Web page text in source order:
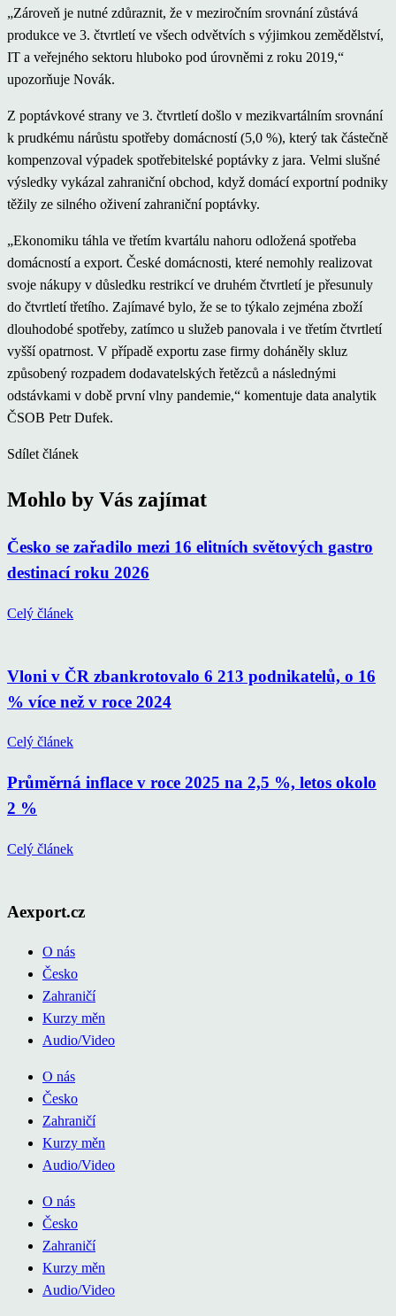
„Zároveň je nutné zdůraznit, že v meziročním srovnání zůstává
produkce ve 3. čtvrtletí ve všech odvětvích s výjimkou zemědělství,
IT a veřejného sektoru hluboko pod úrovněmi z roku 2019,“
upozorňuje Novák.
Z poptávkové strany ve 3. čtvrtletí došlo v mezikvartálním srovnání
k prudkému nárůstu spotřeby domácností (5,0 %), který tak částečně
kompenzoval výpadek spotřebitelské poptávky z jara. Velmi slušné
výsledky vykázal zahraniční obchod, když domácí exportní podniky
těžily ze silného oživení zahraniční poptávky.
„Ekonomiku táhla ve třetím kvartálu nahoru odložená spotřeba
domácností a export. České domácnosti, které nemohly realizovat
svoje nákupy v důsledku restrikcí ve druhém čtvrtletí je přesunuly
do čtvrtletí třetího. Zajímavé bylo, že se to týkalo zejména zboží
dlouhodobé spotřeby, zatímco u služeb panovala i ve třetím čtvrtletí
vyšší opatrnost. V případě exportu zase firmy doháněly skluz
způsobený rozpadem dodavatelských řetězců a následnými
odstávkami v době první vlny pandemie,“ komentuje data analytik
ČSOB Petr Dufek.
Sdílet článek
Mohlo by Vás zajímat
Česko se zařadilo mezi 16 elitních světových gastro
destinací roku 2026
Celý článek
Vloni v ČR zbankrotovalo 6 213 podnikatelů, o 16
% více než v roce 2024
Celý článek
Průměrná inflace v roce 2025 na 2,5 %, letos okolo
2 %
Celý článek
Aexport.cz
O nás
Česko
Zahraničí
Kurzy měn
Audio/Video
O nás
Česko
Zahraničí
Kurzy měn
Audio/Video
O nás
Česko
Zahraničí
Kurzy měn
Audio/Video